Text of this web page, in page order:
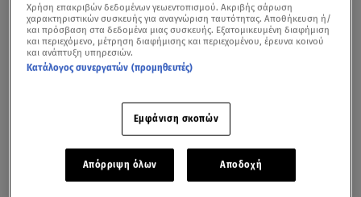
Χρήση επακριβών δεδομένων γεωεντοπισμού. Ακριβής σάρωση
χαρακτηριστικών συσκευής για αναγνώριση ταυτότητας. Αποθήκευση ή/
και πρόσβαση στα δεδομένα μιας συσκευής. Εξατομικευμένη διαφήμιση
και περιεχόμενο, μέτρηση διαφήμισης και περιεχομένου, έρευνα κοινού
και ανάπτυξη υπηρεσιών.
Κατάλογος συνεργατών (προμηθευτές)
Εμφάνιση σκοπών
Απόρριψη όλων Αποδοχή